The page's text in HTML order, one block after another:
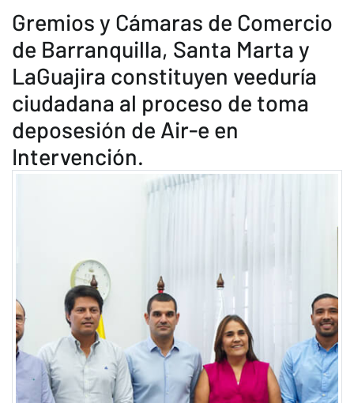
Gremios y Cámaras de Comercio
de Barranquilla, Santa Marta y
LaGuajira constituyen veeduría
ciudadana al proceso de toma
deposesión de Air-e en
Intervención.